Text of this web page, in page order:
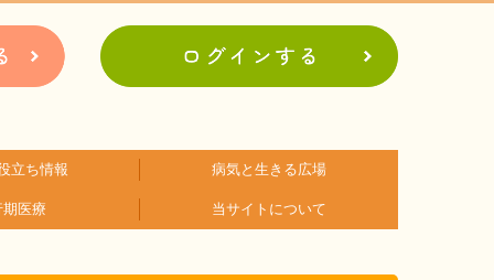
立ち情報
会紹介
に関するコラム
するコラム
するコラム
するコラム
するコラム
するコラム
の日
病気と生きる広場
医療 当サイトについて